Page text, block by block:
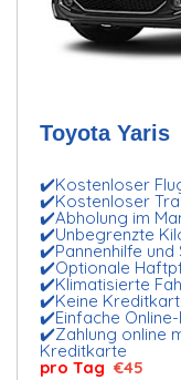
Toyota Yaris
✔️Kostenloser
✔️Kostenloser
✔️Abholung im
✔️Unbegrenzte
✔️Pannenhilfe
✔️Optionale
✔️Klimatisierte
✔️Keine
✔️Einfache
✔️Zahlung online
Kreditkarte
pro Tag €45